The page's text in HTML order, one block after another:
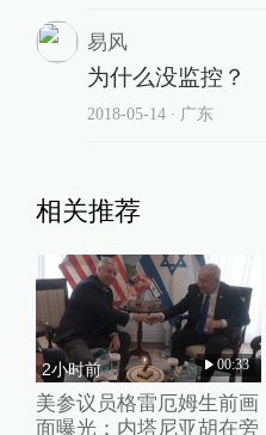
易风
为什么没监控？
2018-05-14∙ 广东
相关推荐
2小时前 00:33
美参议员格雷厄姆生前画
面曝光：内塔尼亚胡在旁